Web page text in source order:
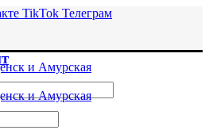
TikTok Телеграм